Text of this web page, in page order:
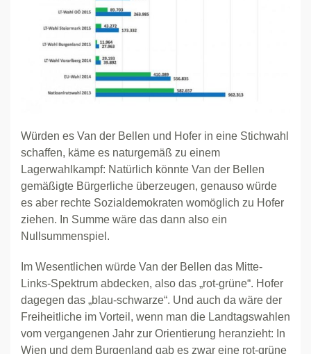
Würden es Van der Bellen und Hofer in eine Stichwahl
schaffen, käme es naturgemäß zu einem
Lagerwahlkampf: Natürlich könnte Van der Bellen
gemäßigte Bürgerliche überzeugen, genauso würde
es aber rechte Sozialdemokraten womöglich zu Hofer
ziehen. In Summe wäre das dann also ein
Nullsummenspiel.
Im Wesentlichen würde Van der Bellen das Mitte-
Links-Spektrum abdecken, also das „rot-grüne“. Hofer
dagegen das „blau-schwarze“. Und auch da wäre der
Freiheitliche im Vorteil, wenn man die Landtagswahlen
vom vergangenen Jahr zur Orientierung heranzieht: In
Wien und dem Burgenland gab es zwar eine rot-grüne